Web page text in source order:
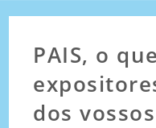
PAIS, o
dos